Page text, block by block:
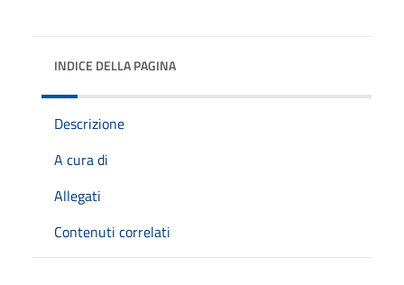
INDICE DELLA PAGINA
Descrizione
A cura di
Allegati
Contenuti correlati